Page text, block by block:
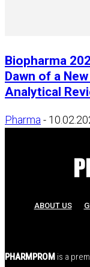
Biopharma
Dawn of a
Analytical
Pharma -
ABOUT US
PHARMPROM is a